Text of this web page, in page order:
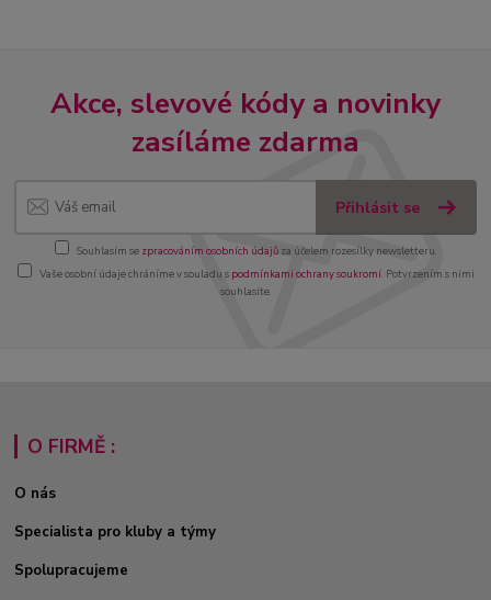
Akce, slevové kódy a novinky
zasíláme zdarma
Přihlásit se
Souhlasím se zpracováním osobních údajůza účelem rozesílky newsletteru.
Vaše osobní údaje chráníme v souladu s podmínkami ochrany soukromí. Potvrzením s nimi
souhlasíte.
O FIRMĚ :
O nás
Specialista pro kluby a týmy
Spolupracujeme